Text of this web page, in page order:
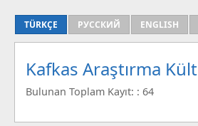
TÜRKÇE РУССКИЙ ENGLISH
Kafkas Araştırma
Bulunan Toplam Kayıt: : 64